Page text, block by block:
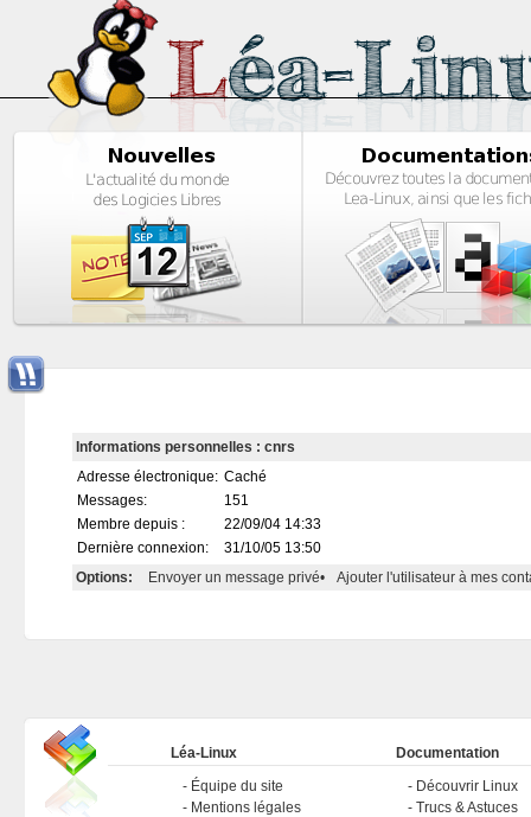
Informations personnelles : cnrs
Adresse électronique: Caché
Messages:
151
Membre depuis :
22/09/04 14:33
Dernière connexion:
31/10/05 13:50
Options:
Envoyer un message privé• Ajouter l'utilisateur à mes
Léa-Linux
Équipe du site
Mentions légales
Documentation
Découvrir Linux
Trucs & Astuces